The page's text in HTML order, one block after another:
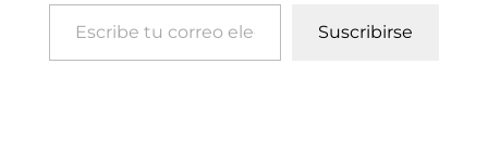
Suscribirse